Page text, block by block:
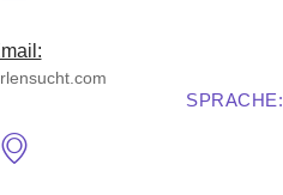
SPRACHE: